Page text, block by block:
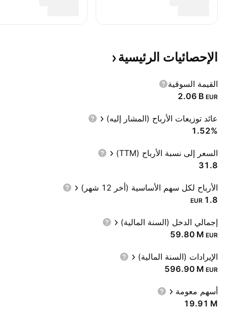
الإحصائيات الرئيسية
القيمة السوقية
‪2.06 B‬ EUR
عائد توزيعات الأرباح (المشار إليه)
1.52%
السعر إلى نسبة الأرباح (TTM)
31.8
الأرباح لكل سهم الأساسية (أخر 12 شهر)
1.8
EUR
إجمالي الدخل (السنة المالية)
‪59.80 M‬ EUR
الإيرادات (السنة المالية)
‪596.90 M‬ EUR
أسهم معومة
‪19.91 M‬